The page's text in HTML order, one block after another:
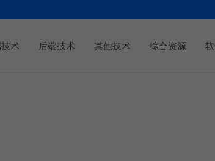
术 后端技术 其他技术 综合资源